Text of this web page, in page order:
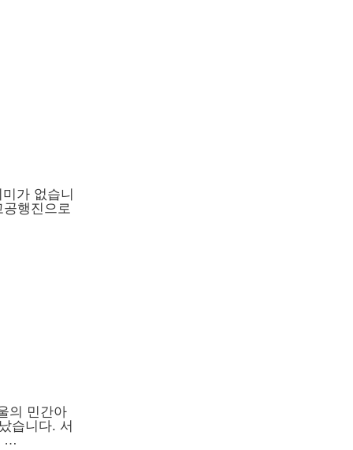
가 없습니
행진으로
의 민간아
습니다. 서
…